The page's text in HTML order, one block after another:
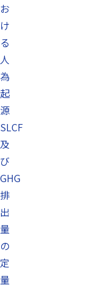
お
け
る
人
為
起
源
SLCF
及
び
GHG
排
出
量
の
定
量